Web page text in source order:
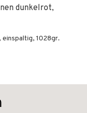
dunkelrot,
, einspaltig, 1028gr.